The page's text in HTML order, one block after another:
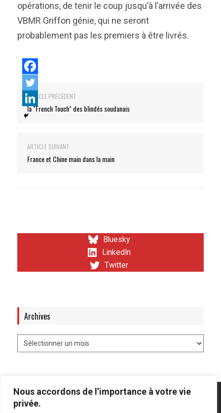
Nous accordons de l’importance à votre vie
privée.
opérations, de tenir le coup jusqu’à l’arrivée des
VBMR Griffon génie, qui ne seront
probablement pas les premiers à être livrés.
ARTICLE PRÉCÉDENT
la "French Touch" des blindés soudanais
ARTICLE SUIVANT
France et Chine main dans la main
Bluesky
LinkedIn
Twitter
Archives